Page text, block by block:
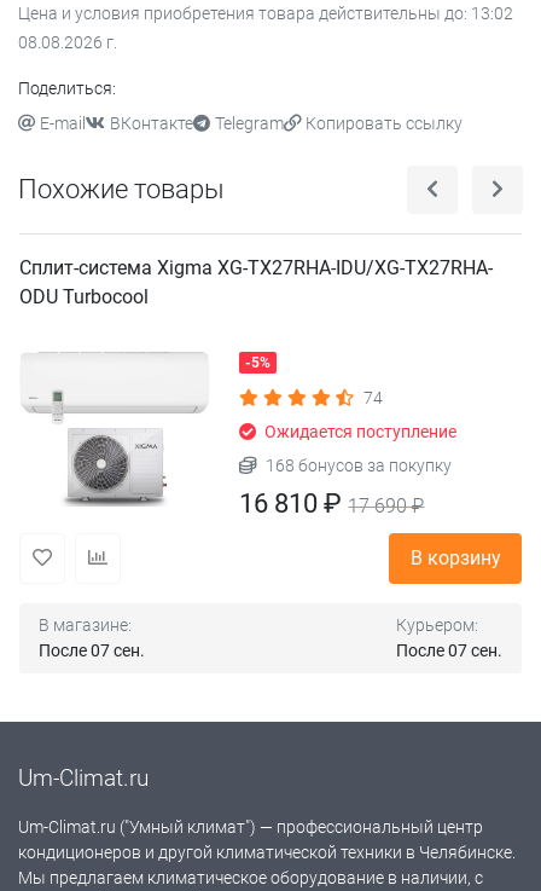
Цена и условия приобретения товара действительны до: 13:02
08.08.2026 г.
Поделиться:
E-mail
ВКонтакте Telegram Копировать ссылку
Похожие товары
Сплит-система Xigma XG-TX27RHA-IDU/XG-TX27RHA-
ODU Turbocool
-5%
74
Ожидается поступление
168 бонусов за покупку
16 810 ₽17 690 ₽
В корзину
В магазине:
После 07 сен.
Курьером:
После 07 сен.
Um-Climat.ru
Um-Climat.ru ("Умный климат") — профессиональный центр
кондиционеров и другой климатической техники в Челябинске.
Мы предлагаем климатическое оборудование в наличии, с